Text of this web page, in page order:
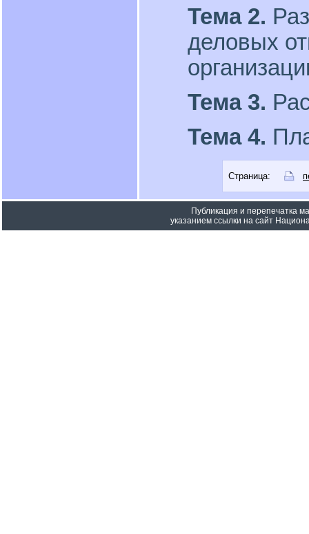
Тема 2.
деловых
Тема 3.
Тема 4.
Страница:
Публикация и перепечатка
указанием ссылки на сайт